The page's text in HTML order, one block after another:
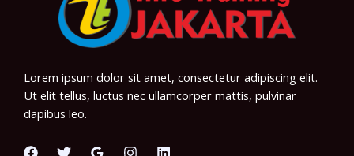
Lorem ipsum dolor sit amet, consectetur adipiscing elit.
Ut elit tellus, luctus nec ullamcorper mattis, pulvinar
dapibus leo.